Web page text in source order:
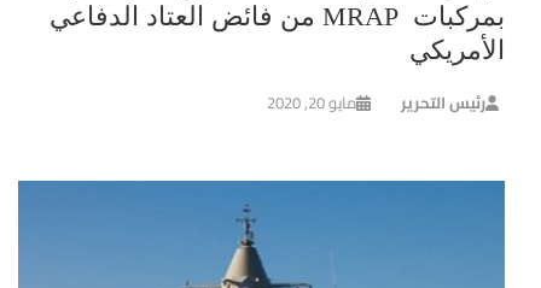
بمركبات MRAP من فائض العتاد الدفاعي
الأمريكي
رئيس التحرير مايو 20, 2020